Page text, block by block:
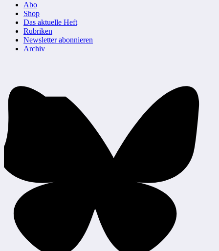
Abo
Shop
Das aktuelle Heft
Rubriken
Newsletter abonnieren
Archiv